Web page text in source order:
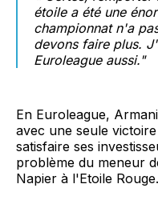
étoile a été une
championnat n'a
devons faire plus.
Euroleague aussi."
En Euroleague,
avec une seule
satisfaire ses
problème du meneur
Napier à l'Etoile Rouge.